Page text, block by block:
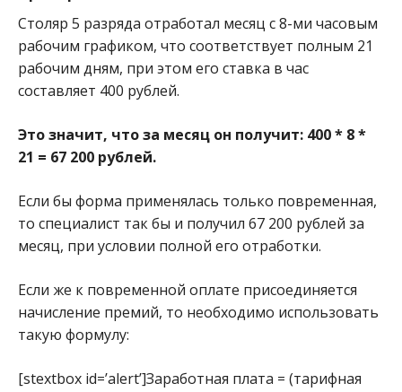
Столяр 5 разряда отработал месяц с 8-ми часовым
рабочим графиком, что соответствует полным 21
рабочим дням, при этом его ставка в час
составляет 400 рублей.
Это значит, что за месяц он получит: 400 * 8 *
21 = 67 200 рублей.
Если бы форма применялась только повременная,
то специалист так бы и получил 67 200 рублей за
месяц, при условии полной его отработки.
Если же к повременной оплате присоединяется
начисление премий, то необходимо использовать
такую формулу:
[stextbox id=’alert’]Заработная плата = (тарифная